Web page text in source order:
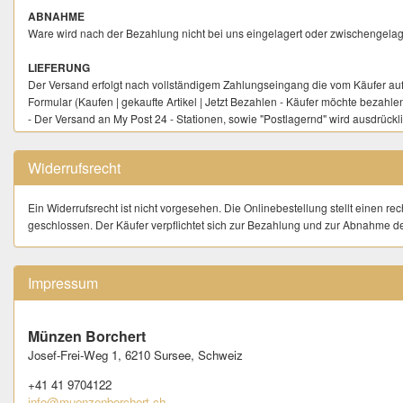
ABNAHME
Ware wird nach der Bezahlung nicht bei uns eingelagert oder
LIEFERUNG
Der Versand erfolgt nach vollständigem Zahlungseingang die vom Käufer
Formular (Kaufen | gekaufte Artikel | Jetzt Bezahlen - Käufer möchte
- Der Versand an My Post 24 - Stationen, sowie "Postlagernd" wird
Versand ins Ausland erfolgt nur sofern explizit angeboten, bis max. CHF
ABHOLUNG
Abholzeiten in Sursee: Mi–Fr 10.00 – 12.00 Uhr + 13.30–17.00 Uhr,
VERSANDKOSTEN
Für Artikel, welche nicht per Einschreiben, Signature oder Express
Wir garantieren fuer die Echtheit der angebotenen Münzen, bzw.
Widerrufsrecht
Ein Widerrufsrecht ist nicht vorgesehen. Die Onlinebestellung stellt einen
geschlossen. Der Käufer verpflichtet sich zur Bezahlung und zur Abnahme
Impressum
Münzen Borchert
Josef-Frei-Weg 1, 6210 Sursee, Schweiz
+41 41 9704122